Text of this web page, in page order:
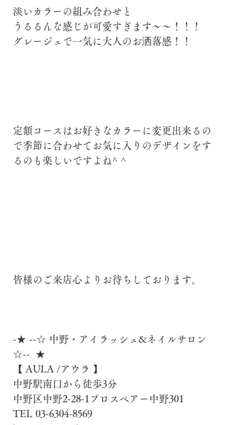
淡いカラーの組み合わせと
うるるんな感じが可愛すぎます〜〜！！！
グレージュで一気に大人のお洒落感！！
定額コースはお好きなカラーに変更出来るの
で季節に合わせてお気に入りのデザインをす
るのも楽しいですよね^ ^
皆様のご来店心よりお待ちしております。
-★ --☆ 中野・アイラッシュ&ネイルサロン
☆--  ★
【 AULA /アウラ 】
中野駅南口から徒歩3分
中野区中野2-28-1プロスペアー中野301
TEL 03-6304-8569